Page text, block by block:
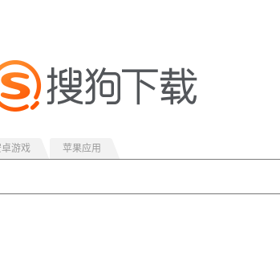
卓游戏 苹果应用